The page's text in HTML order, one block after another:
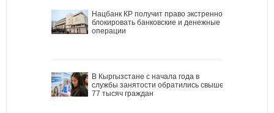
Нацбанк КР получит право экстренно
блокировать банковские и денежные
операции
В Кыргызстане с начала года в
службы занятости обратились свыше
77 тысяч граждан